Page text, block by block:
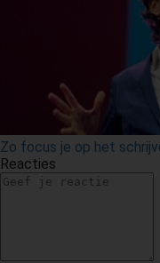
Zo focus je op het
Reacties